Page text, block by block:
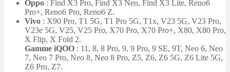
Oppo : Find X3 Pro, Find X3 Neo, Find X3 Lite, Reno6
Pro+, Reno6 Pro, Reno6 Z.
Vivo : X90 Pro, T1 5G, T1 Pro 5G, T1x, V23 5G, V23 Pro,
V23e 5G, V25, V25 Pro, X70 Pro, X70 Pro+, X80, X80 Pro,
X Flip, X Fold 2​.
Gamme iQOO : 11, 8, 8 Pro, 9, 9 Pro, 9 SE, 9T, Neo 6, Neo
7, Neo 7 Pro, Neo 8, Neo 8 Pro, Z5, Z6, Z6 5G, Z6 Lite 5G,
Z6 Pro, Z7.